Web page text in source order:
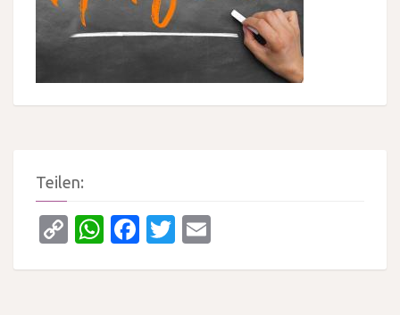
Teilen:
CopyWhatsApp
Facebook
Twitter